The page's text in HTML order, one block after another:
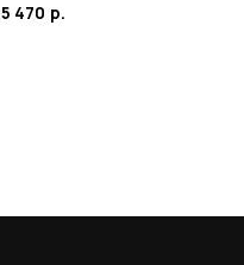
5 470 р.